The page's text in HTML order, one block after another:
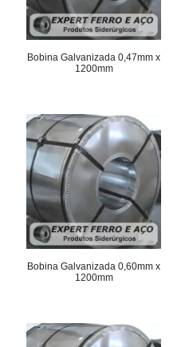
Bobina Galvanizada 0,47mm x
1200mm
Bobina Galvanizada 0,60mm x
1200mm